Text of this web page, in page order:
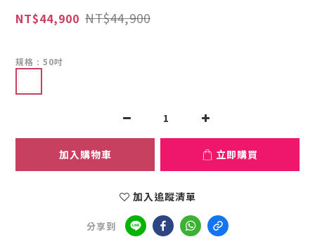
NT$44,900 NT$44,900
規格 : 50吋
加入購物車 立即購買
加入追蹤清單
分享到